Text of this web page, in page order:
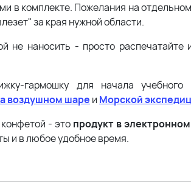
в комплекте. Пожелания на
за края нужной области.
не наносить - просто распечатайте
гармошку для начала учебного
воздушном шаре и Морской
- это продукт в
и в любое удобное время.